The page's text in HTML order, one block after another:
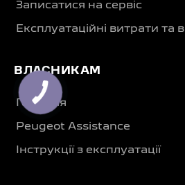
Записатися на сервіс
Експлуатаційні витрати та
ВЛАСНИКАМ
Гарантія
Peugeot Assistance
Інструкції з експлуатації